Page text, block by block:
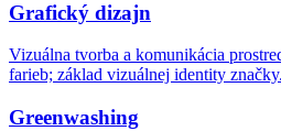
Grafický dizajn
Vizuálna tvorba a komunikácia
farieb; základ vizuálnej identity značky.
Greenwashing